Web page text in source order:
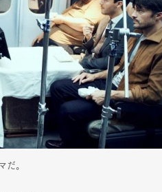
Pen international
だ。